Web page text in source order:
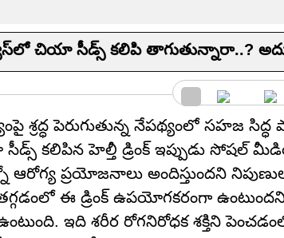
చియా సీడ్స్ కలిపి తాగుతున్నారా..?
శ్రద్ధ పెరుగుతున్న నేపథ్యంలో
కలిపిన హెల్తీ డ్రింక్ ఇప్పుడు సోషల్
ప్రయోజనాలు అందిస్తుందని
తగ్గడంలో ఈ డ్రింక్ ఉపయోగకరంగా
ఇది శరీర రోగనిరోధక శక్తిని